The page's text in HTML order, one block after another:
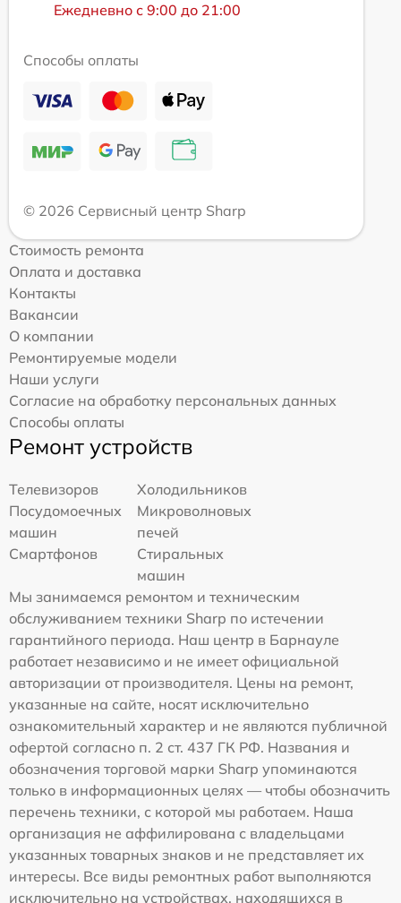
Ежедневно с 9:00 до 21:00
Способы оплаты
© 2026 Сервисный центр Sharp
Стоимость ремонта
Оплата и доставка
Контакты
Вакансии
О компании
Ремонтируемые модели
Наши услуги
Согласие на обработку персональных данных
Способы оплаты
Ремонт устройств
Телевизоров
Холодильников
Посудомоечных
машин
Микроволновых
печей
Смартфонов
Стиральных
машин
Мы занимаемся ремонтом и техническим
обслуживанием техники Sharp по истечении
гарантийного периода. Наш центр в Барнауле
работает независимо и не имеет официальной
авторизации от производителя. Цены на ремонт,
указанные на сайте, носят исключительно
ознакомительный характер и не являются публичной
офертой согласно п. 2 ст. 437 ГК РФ. Названия и
обозначения торговой марки Sharp упоминаются
только в информационных целях — чтобы обозначить
перечень техники, с которой мы работаем. Наша
организация не аффилирована с владельцами
указанных товарных знаков и не представляет их
интересы. Все виды ремонтных работ выполняются
исключительно на устройствах, находящихся в